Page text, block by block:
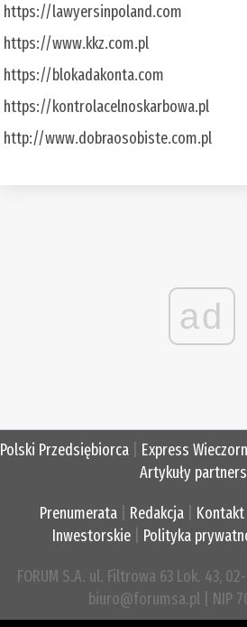
https://lawyersinpoland.com
https://www.kkz.com.pl
https://blokadakonta.com
https://kontrolacelnoskarbowa.pl
http://www.dobraosobiste.com.pl
ad
Polski Przedsiębiorca Express
Artykuły
Prenumerata Redakcja Kontakt
Inwestorskie| Polityka
FORUM S.A. ul. Filtrowa 63 Lok. 43,
biuro@forumsa.pl | NIP